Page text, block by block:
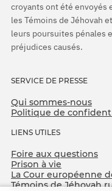
croyants ont été envoyés
les Témoins de Jéhovah
leurs poursuites pénales
préjudices causés.
SERVICE DE PRESSE
Qui sommes-nous
Politique de
LIENS UTILES
Foire aux questions
Prison à vie
La Cour européenne
Témoins de Jéhovah